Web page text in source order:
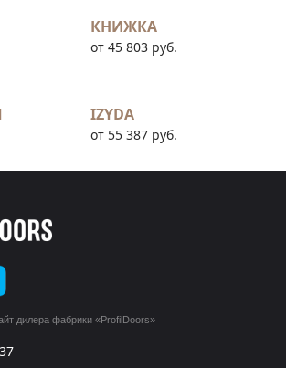
КНИЖКА
от 45 803 руб.
IZYDA
от 55 387 руб.
дилера фабрики «ProfilDoors»